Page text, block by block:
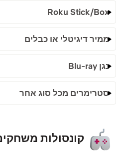
Roku Stick/Box
ממיר דיגיטלי או כבלים
נגן Blu-ray
סטרימרים מכל סוג אחר
קונסולות